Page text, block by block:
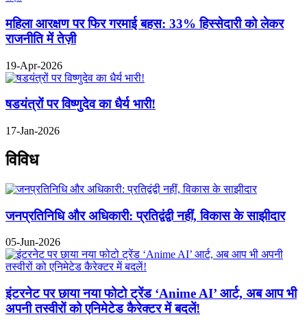
महिला आरक्षण पर फिर गरमाई बहस: 33% हिस्सेदारी को लेकर
राजनीति में तेज़ी
19-Apr-2026
षडयंत्रों पर विष्णुदेव का धैर्य भारी!
17-Jan-2026
विविध
जनप्रतिनिधि और अधिकारी: प्रतिद्वंद्वी नहीं, विकास के साझीदार
05-Jun-2026
इंटरनेट पर छाया नया फोटो ट्रेंड ‘Anime AI’ आर्ट, अब आप भी
अपनी तस्वीरों को एनिमेटेड कैरेक्टर में बदलें!